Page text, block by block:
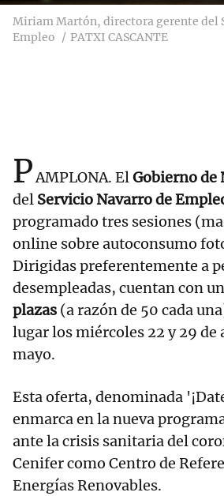
Miriam Martón, directora gerente del
Empleo
PATXI CASCANTE
PAMPLONA. ElGobierno de
del Servicio Navarro de
programado tres sesiones
online sobre autoconsumo
Dirigidas preferentemente a
desempleadas, cuentan con
plazas (a razón de 50 cada
lugar los miércoles 22 y 29 de
mayo.
Esta oferta, denominada
enmarca en la nueva
ante la crisis sanitaria del
Cenifer como Centro de
Energías Renovables.